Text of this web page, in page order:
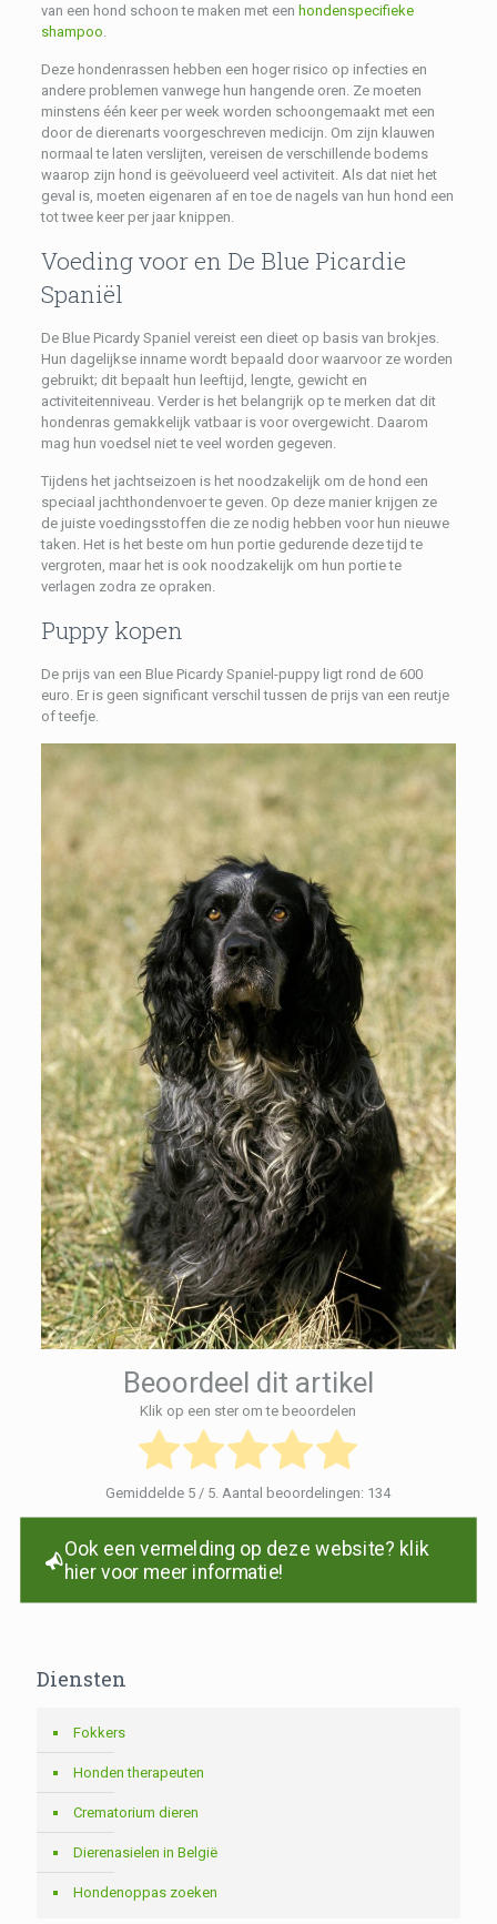
van een hond schoon te maken met een hondenspecifieke
shampoo.
Deze hondenrassen hebben een hoger risico op infecties en
andere problemen vanwege hun hangende oren. Ze moeten
minstens één keer per week worden schoongemaakt met een
door de dierenarts voorgeschreven medicijn. Om zijn klauwen
normaal te laten verslijten, vereisen de verschillende bodems
waarop zijn hond is geëvolueerd veel activiteit. Als dat niet het
geval is, moeten eigenaren af ​​en toe de nagels van hun hond een
tot twee keer per jaar knippen.
Voeding voor en De Blue Picardie
Spaniël
De Blue Picardy Spaniel vereist een dieet op basis van brokjes.
Hun dagelijkse inname wordt bepaald door waarvoor ze worden
gebruikt; dit bepaalt hun leeftijd, lengte, gewicht en
activiteitenniveau. Verder is het belangrijk op te merken dat dit
hondenras gemakkelijk vatbaar is voor overgewicht. Daarom
mag hun voedsel niet te veel worden gegeven.
Tijdens het jachtseizoen is het noodzakelijk om de hond een
speciaal jachthondenvoer te geven. Op deze manier krijgen ze
de juiste voedingsstoffen die ze nodig hebben voor hun nieuwe
taken. Het is het beste om hun portie gedurende deze tijd te
vergroten, maar het is ook noodzakelijk om hun portie te
verlagen zodra ze opraken.
Puppy kopen
De prijs van een Blue Picardy Spaniel-puppy ligt rond de 600
euro. Er is geen significant verschil tussen de prijs van een reutje
of teefje.
Beoordeel dit artikel
Klik op een ster om te beoordelen
Gemiddelde 5 / 5. Aantal beoordelingen: 134
Ook een vermelding op deze website? klik
hier voor meer informatie!
Diensten
Fokkers
Honden therapeuten
Crematorium dieren
Dierenasielen in België
Hondenoppas zoeken